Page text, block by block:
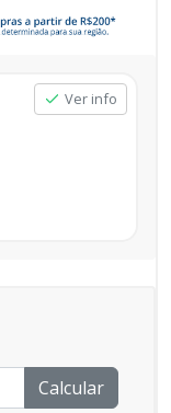
Ver info
Calcular